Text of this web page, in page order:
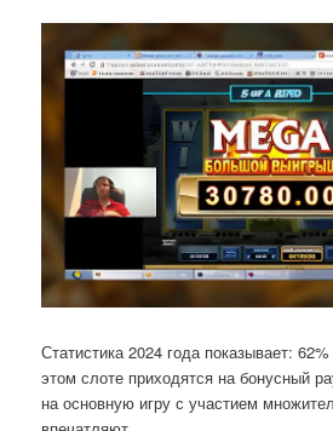
Статистика 2024 года показывает:
этом слоте приходятся на бонусный
на основную игру с участием